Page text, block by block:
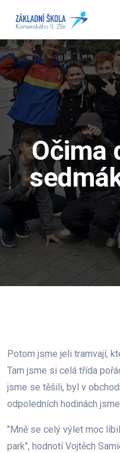
Očima
Potom jsme jeli tramvají,
Tam jsme si celá třída
jsme se těšili, byl v
odpoledních hodinách
"Mně se celý výlet moc
park", hodnotí Vojtěch